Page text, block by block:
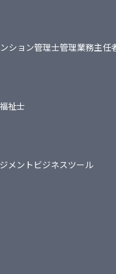
ション管理士管理業務主任
祉士
メント ビジネスツール